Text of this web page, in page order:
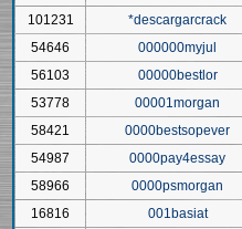
101231
*descargarcrack
54646
000000myjul
56103
00000bestlor
53778
00001morgan
58421
0000bestsopever
54987
0000pay4essay
58966
0000psmorgan
16816
001basiat